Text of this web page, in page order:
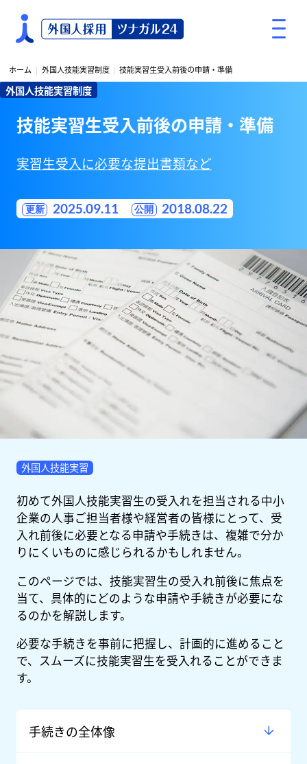
o
ホーム 外国人技能実習制度 技能実習生受入前後の申請・準備
外国人技能実習制度
技能実習生受入前後の申請・準備
実習生受入に必要な提出書類など
2025.09.11 2018.08.22
外国人技能実習
初めて外国人技能実習生の受入れを担当される中小
企業の人事ご担当者様や経営者の皆様にとって、受
入れ前後に必要となる申請や手続きは、複雑で分か
りにくいものに感じられるかもしれません。
このページでは、技能実習生の受入れ前後に焦点を
当て、具体的にどのような申請や手続きが必要にな
るのかを解説します。
必要な手続きを事前に把握し、計画的に進めること
で、スムーズに技能実習生を受入れることができま
す。
手続きの全体像